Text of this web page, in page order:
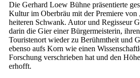
Die Gerhard Loew Bühne präsentierte
Kultur im Oberbräu mit der Premiere von
heiteren Schwank. Autor und Regisseur
darin die Gier einer Bürgermeisterin,
Touristenort wieder zu Berühmtheit und
ebenso aufs Korn wie einen
Forschung verschrieben hat und den
erhofft.